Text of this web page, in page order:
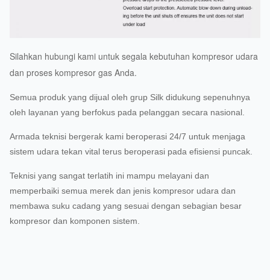
Silahkan hubungi kami untuk segala kebutuhan kompresor udara
dan proses kompresor gas Anda.
Semua produk yang dijual oleh grup Silk didukung sepenuhnya
oleh layanan yang berfokus pada pelanggan secara nasional.
Armada teknisi bergerak kami beroperasi 24/7 untuk menjaga
sistem udara tekan vital terus beroperasi pada efisiensi puncak.
Teknisi yang sangat terlatih ini mampu melayani dan
memperbaiki semua merek dan jenis kompresor udara dan
membawa suku cadang yang sesuai dengan sebagian besar
kompresor dan komponen sistem.